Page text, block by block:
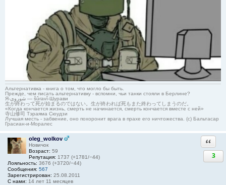
Альтернативка - книга о том, что могло бы быть.
Прежде, чем писать альтернативку - вспомни, чьи танки стояли в Берлине?
Я-شوروی — šûravî-Шурави
生が終わって死が始まるのではない。生が終われば死もまた終わってしまうのだ。
«Когда кончается жизнь, смерть не начинается, смерть кончается вместе с ней»
寺山修司 Тэраяма Сюудзи
Лучшая месть - забвение, оно похоронит врага в прахе его ничтожества. (с) Бальтасар
Грасиан-и-Моралес
oleg_wolkov
Новичок
Возраст: 59
Репутация: 1737 (+1781/−44)
Лояльность: 3676 (+3720/−44)
Сообщения: 567
Зарегистрирован: 25.08.2011
С нами: 14 лет 11 месяцев
3